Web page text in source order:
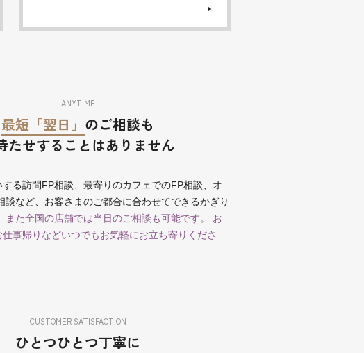
ANYTIME
最短「翌日」 のご相談も
たせすることはありません
する訪問FP相談、最寄りのカフェでのFP相談、オ
談など、お客さまのご都合に合わせてできるかぎり
また全国の店舗では当日のご相談も可能です。 お
事帰りなどいつでもお気軽にお立ち寄りくださ
CUSTOMER SATISFACTION
ひとつひとつ丁寧に